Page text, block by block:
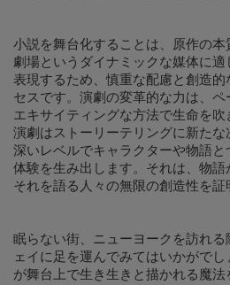
小説を舞台化することは、原作の
劇場というダイナミックな媒体に
表現するため、慎重な配慮と創造的
セスです。演劇の変革的な力は、ペ
エキサイティングな方法で生命を吹
演劇はストーリーテリングに新たな
深いレベルでキャラクターや物語
体験を生み出します。それは、物語
それを語る人々の無限の創造性を証
眠らない街、ニューヨークを訪れ
ェイに足を運んでみてはいかがで
が舞台上で生き生きと描かれる魔法